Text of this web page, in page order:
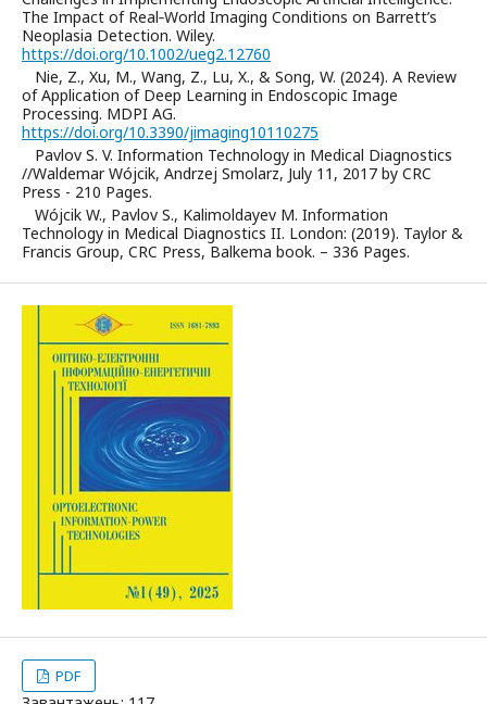
The Impact of Real‐World Imaging Conditions on Barrett’s
Neoplasia Detection. Wiley.
https://doi.org/10.1002/ueg2.12760
Nie, Z., Xu, M., Wang, Z., Lu, X., & Song, W. (2024). A Review
of Application of Deep Learning in Endoscopic Image
Processing. MDPI AG.
https://doi.org/10.3390/jimaging10110275
Pavlov S. V. Information Technology in Medical Diagnostics
//Waldemar Wójcik, Andrzej Smolarz, July 11, 2017 by CRC
Press - 210 Pages.
Wójcik W., Pavlov S., Kalimoldayev M. Information
Technology in Medical Diagnostics II. London: (2019). Taylor &
Francis Group, CRC Press, Balkema book. – 336 Pages.
PDF